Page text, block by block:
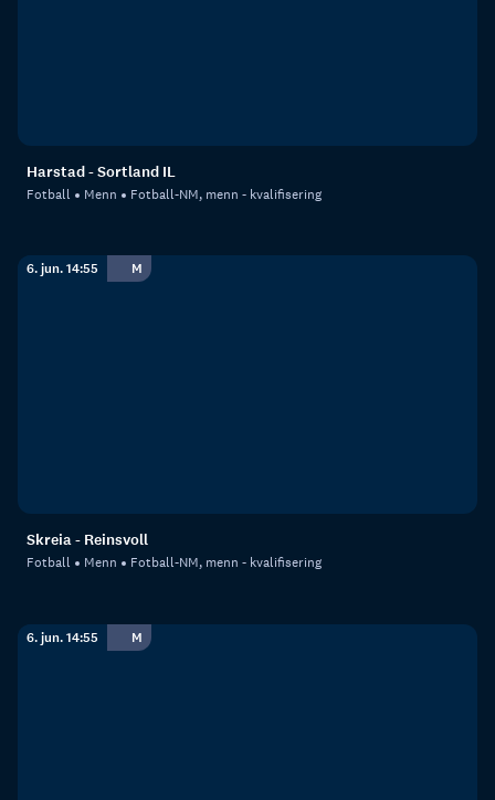
Harstad - Sortland IL
Fotball Menn Fotball-NM, menn - kvalifisering
6. jun. 14:55 M
Skreia - Reinsvoll
Fotball Menn Fotball-NM, menn - kvalifisering
6. jun. 14:55 M